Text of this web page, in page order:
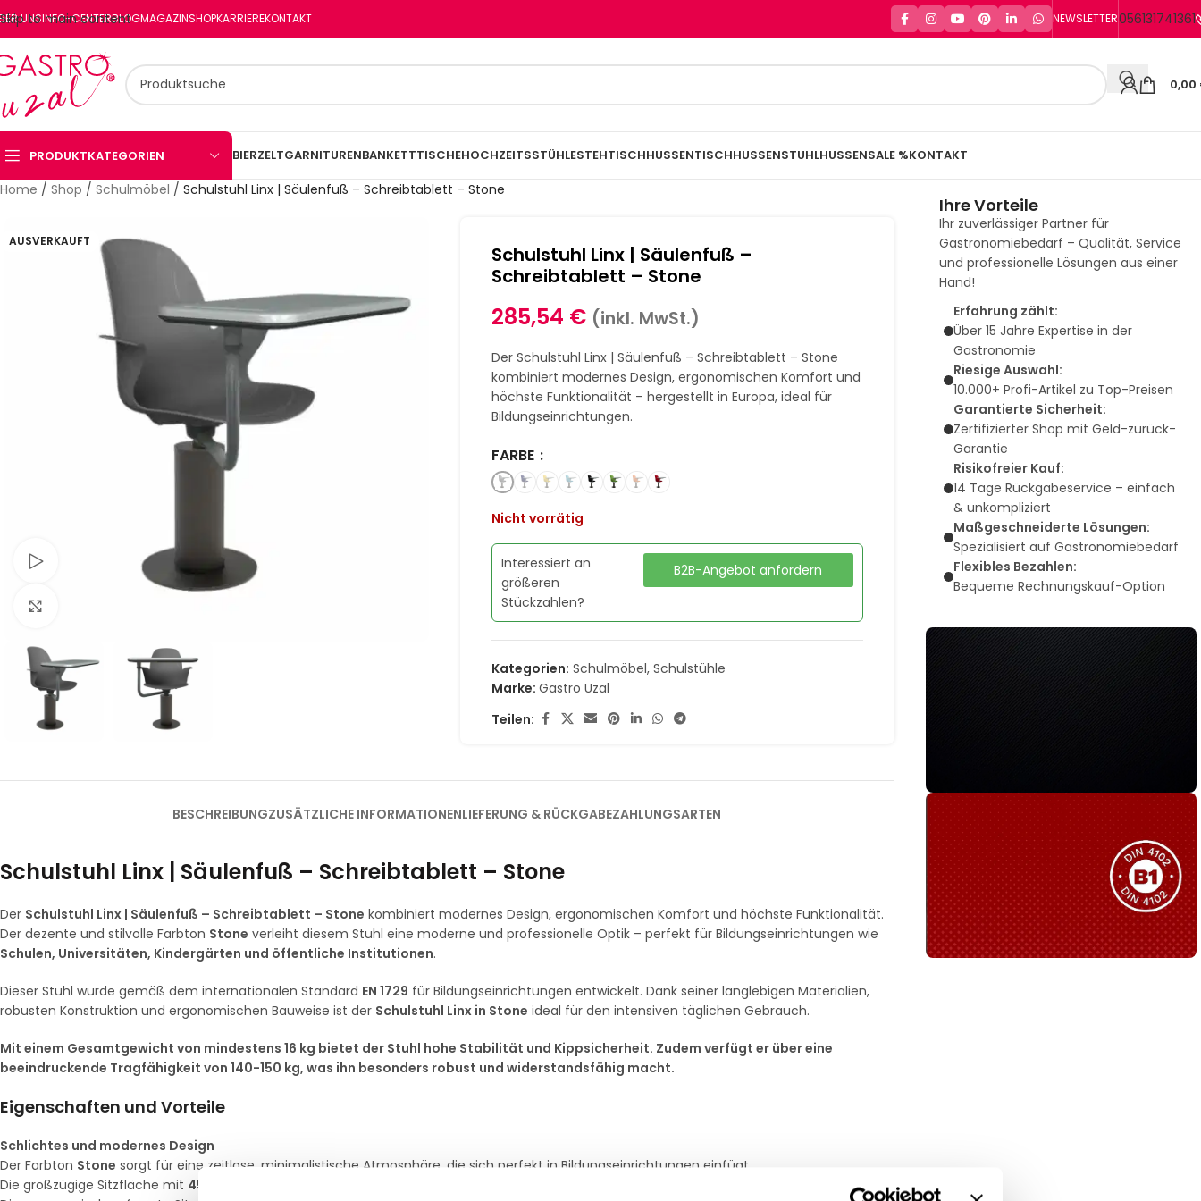
Skip to main content
UNSINFO-CENTERBLOGMAGAZINSHOPKARRIEREKONTAKT NEWSLETTER056131741361
0,00
PRODUKTKATEGORIEN BIERZELTGARNITURENBANKETTTISCHEHOCHZEITSSTÜHLESTEHTISCHHUSSENTISCHHUSSENSTUHLHUSSENSALE %KONTAKT
Home / Shop / Schulmöbel / Schulstuhl Linx | Säulenfuß – Schreibtablett – Stone
AUSVERKAUFT
Schulstuhl Linx | Säulenfuß –
Schreibtablett – Stone
285,54 € (inkl. MwSt.)
Der Schulstuhl Linx | Säulenfuß – Schreibtablett – Stone
kombiniert modernes Design, ergonomischen Komfort und
höchste Funktionalität – hergestellt in Europa, ideal für
Bildungseinrichtungen.
FARBE
Nicht vorrätig
Interessiert an
größeren
Stückzahlen?
B2B-Angebot anfordern
Kategorien: Schulmöbel, Schulstühle
Marke:Gastro Uzal
Teilen:
BESCHREIBUNGZUSÄTZLICHE INFORMATIONENLIEFERUNG & RÜCKGABEZAHLUNGSARTEN
Schulstuhl Linx | Säulenfuß – Schreibtablett – Stone
Der Schulstuhl Linx | Säulenfuß – Schreibtablett – Stone kombiniert modernes Design, ergonomischen Komfort und höchste Funktionalität.
Der dezente und stilvolle Farbton Stone verleiht diesem Stuhl eine moderne und professionelle Optik – perfekt für Bildungseinrichtungen wie
Schulen, Universitäten, Kindergärten und öffentliche Institutionen.
Dieser Stuhl wurde gemäß dem internationalen Standard EN 1729 für Bildungseinrichtungen entwickelt. Dank seiner langlebigen Materialien,
robusten Konstruktion und ergonomischen Bauweise ist der Schulstuhl Linx in Stone ideal für den intensiven täglichen Gebrauch.
Mit einem Gesamtgewicht von mindestens 16 kg bietet der Stuhl hohe Stabilität und Kippsicherheit. Zudem verfügt er über eine
beeindruckende Tragfähigkeit von 140-150 kg, was ihn besonders robust und widerstandsfähig macht.
Eigenschaften und Vorteile
Schlichtes und modernes Design
Der Farbton Stone sorgt für eine zeitlose, minimalistische Atmosphäre, die sich perfekt in Bildungseinrichtungen einfügt.
Die großzügige Sitzfläche mit 45 cm Breite
bietet optimalen Komfort für Schüler und Erwachsene.
Ihre Vorteile
Ihr zuverlässiger Partner für
Gastronomiebedarf – Qualität, Service
und professionelle Lösungen aus einer
Hand!
Erfahrung zählt:
Über 15 Jahre Expertise in der
Gastronomie
Riesige Auswahl:
10.000+ Profi-Artikel zu Top-Preisen
Garantierte Sicherheit:
Zertifizierter Shop mit Geld-zurück-
Garantie
Risikofreier Kauf:
14 Tage Rückgabeservice – einfach
& unkompliziert
Maßgeschneiderte Lösungen:
Spezialisiert auf Gastronomiebedarf
Flexibles Bezahlen:
Bequeme Rechnungskauf-Option
Sie haben nicht das passende
Produkt gefunden?
Wir helfen Ihnen gerne weiter!